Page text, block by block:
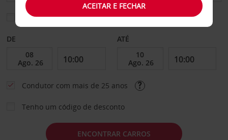
Escolher uma estação de devolução diferente
DE ATÉ
Condutor com mais de 25 anos
Tenho um código de desconto
ENCONTRAR CARROS
ACEITAR E FECHAR